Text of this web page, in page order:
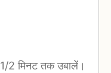
2 मिनट तक उबालें।